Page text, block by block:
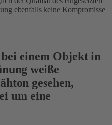
ebenfalls keine Kompromisse
einem Objekt in
weiße
gesehen,
um eine